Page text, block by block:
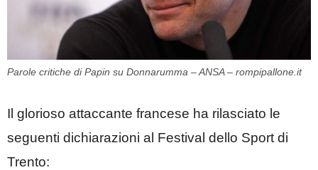
Parole critiche di Papin su Donnarumma – ANSA – rompipallone.it
Il glorioso attaccante francese ha rilasciato le
seguenti dichiarazioni al Festival dello Sport di
Trento: